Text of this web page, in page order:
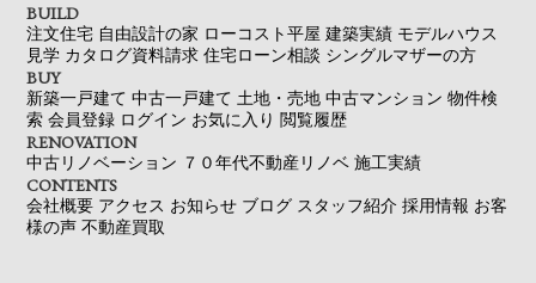
BUILD
注文住宅 自由設計の家 ローコスト平屋 建築実績 モデルハウス
見学 カタログ資料請求 住宅ローン相談 シングルマザーの方
BUY
新築一戸建て 中古一戸建て 土地・売地 中古マンション 物件検
索 会員登録 ログイン お気に入り 閲覧履歴
RENOVATION
中古リノベーション ７０年代不動産リノベ 施工実績
CONTENTS
会社概要 アクセス お知らせ ブログ スタッフ紹介 採用情報 お客
様の声 不動産買取